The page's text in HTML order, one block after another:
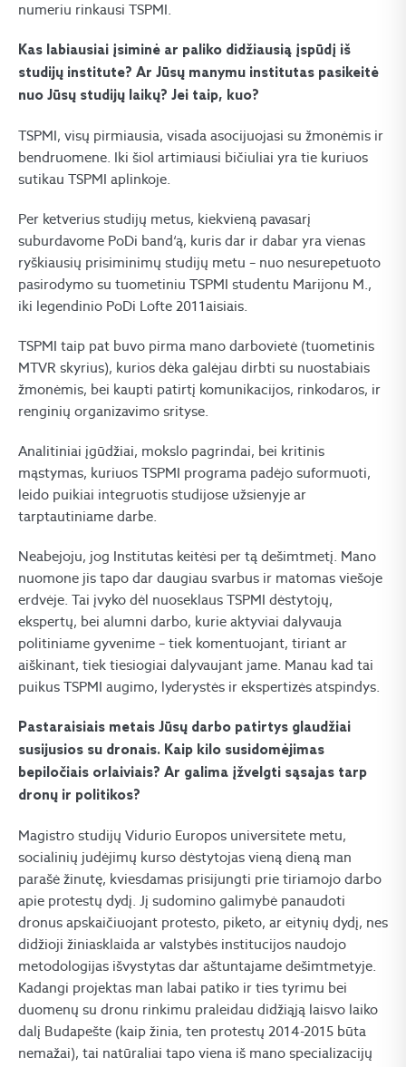
numeriu rinkausi TSPMI.
Kas labiausiai įsiminė ar paliko didžiausią įspūdį iš
studijų institute? Ar Jūsų manymu institutas pasikeitė
nuo Jūsų studijų laikų? Jei taip, kuo?
TSPMI, visų pirmiausia, visada asocijuojasi su žmonėmis ir
bendruomene. Iki šiol artimiausi bičiuliai yra tie kuriuos
sutikau TSPMI aplinkoje.
Per ketverius studijų metus, kiekvieną pavasarį
suburdavome PoDi band‘ą, kuris dar ir dabar yra vienas
ryškiausių prisiminimų studijų metu – nuo nesurepetuoto
pasirodymo su tuometiniu TSPMI studentu Marijonu M.,
iki legendinio PoDi Lofte 2011aisiais.
TSPMI taip pat buvo pirma mano darbovietė (tuometinis
MTVR skyrius), kurios dėka galėjau dirbti su nuostabiais
žmonėmis, bei kaupti patirtį komunikacijos, rinkodaros, ir
renginių organizavimo srityse.
Analitiniai įgūdžiai, mokslo pagrindai, bei kritinis
mąstymas, kuriuos TSPMI programa padėjo suformuoti,
leido puikiai integruotis studijose užsienyje ar
tarptautiniame darbe.
Neabejoju, jog Institutas keitėsi per tą dešimtmetį. Mano
nuomone jis tapo dar daugiau svarbus ir matomas viešoje
erdvėje. Tai įvyko dėl nuoseklaus TSPMI dėstytojų,
ekspertų, bei alumni darbo, kurie aktyviai dalyvauja
politiniame gyvenime – tiek komentuojant, tiriant ar
aiškinant, tiek tiesiogiai dalyvaujant jame. Manau kad tai
puikus TSPMI augimo, lyderystės ir ekspertizės atspindys.
Pastaraisiais metais Jūsų darbo patirtys glaudžiai
susijusios su dronais. Kaip kilo susidomėjimas
bepiločiais orlaiviais? Ar galima įžvelgti sąsajas tarp
dronų ir politikos?
Magistro studijų Vidurio Europos universitete metu,
socialinių judėjimų kurso dėstytojas vieną dieną man
parašė žinutę, kviesdamas prisijungti prie tiriamojo darbo
apie protestų dydį. Jį sudomino galimybė panaudoti
dronus apskaičiuojant protesto, piketo, ar eitynių dydį, nes
didžioji žiniasklaida ar valstybės institucijos naudojo
metodologijas išvystytas dar aštuntajame dešimtmetyje.
Kadangi projektas man labai patiko ir ties tyrimu bei
duomenų su dronu rinkimu praleidau didžiąją laisvo laiko
dalį Budapešte (kaip žinia, ten protestų 2014-2015 būta
nemažai), tai natūraliai tapo viena iš mano specializacijų